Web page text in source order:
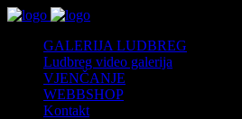
GALERIJA LUDBREG
Ludbreg video galerija
VJENČANJE
WEBBSHOP
Kontakt